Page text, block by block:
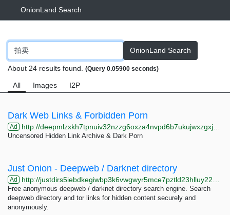
OnionLand Search
OnionLand Search
About 24 results found. (Query 0.05900 seconds)
All Images I2P
Dark Web Links & Forbidden Porn
Ad http://deepmlzxkh7tpnuiv32nzzg6oxza4nvpd6b7ukujwxzgxj2f33johuqd.onion
Uncensored Hidden Link Archive & Dark Porn
Just Onion - Deepweb / Darknet directory
Ad http://justdirs5iebdkegiwbp3k6vwgwyr5mce7pztld23hlluy22ox4r3iad.onion
Free anonymous deepweb / darknet directory search engine. Search
deepweb directory and tor links for hidden content securely and
anonymously.